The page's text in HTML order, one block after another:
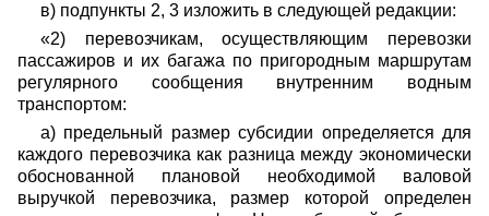
в) подпункты 2, 3 изложить в следующей редакции:
«2) перевозчикам, осуществляющим перевозки
пассажиров и их багажа по пригородным маршрутам
регулярного сообщения внутренним водным
транспортом:
а) предельный размер субсидии определяется для
каждого перевозчика как разница между экономически
обоснованной плановой необходимой валовой
выручкой перевозчика, размер которой определен